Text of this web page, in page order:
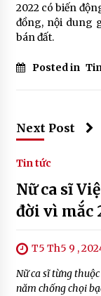
2022 có biến
đồng, nội dung
bán đất.
Posted in
Next Post
Tin tức
Nữ ca sĩ
đời vì mắc
T5 Th5 9 ,
Nữ ca sĩ từng
năm chống chọi